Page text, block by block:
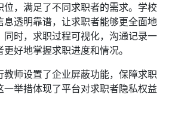
位，满足了不同求职者的需求。学校
透明靠谱，让求职者能够更全面地
同时，求职过程可视化，沟通记录一
好地掌握求职进度和情况。
师设置了企业屏蔽功能，保障求职
举措体现了平台对求职者隐私权益